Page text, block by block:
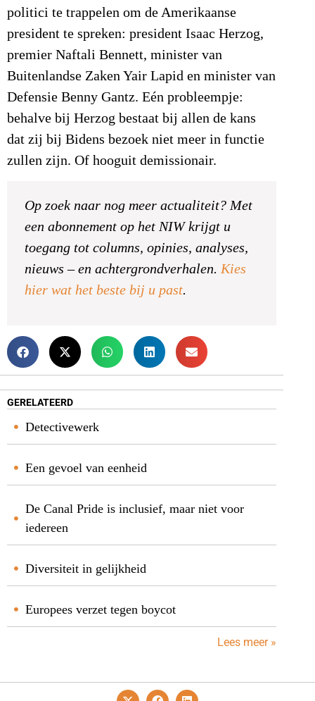
politici te trappelen om de Amerikaanse
president te spreken: president Isaac Herzog,
premier Naftali Bennett, minister van
Buitenlandse Zaken Yair Lapid en minister van
Defensie Benny Gantz. Eén probleempje:
behalve bij Herzog bestaat bij allen de kans
dat zij bij Bidens bezoek niet meer in functie
zullen zijn. Of hooguit demissionair.
Op zoek naar nog meer actualiteit? Met
een abonnement op het NIW krijgt u
toegang tot columns, opinies, analyses,
nieuws – en achtergrondverhalen. Kies
hier wat het beste bij u past.
GERELATEERD
Detectivewerk
Een gevoel van eenheid
De Canal Pride is inclusief, maar niet voor
iedereen
Diversiteit in gelijkheid
Europees verzet tegen boycot
Lees meer »